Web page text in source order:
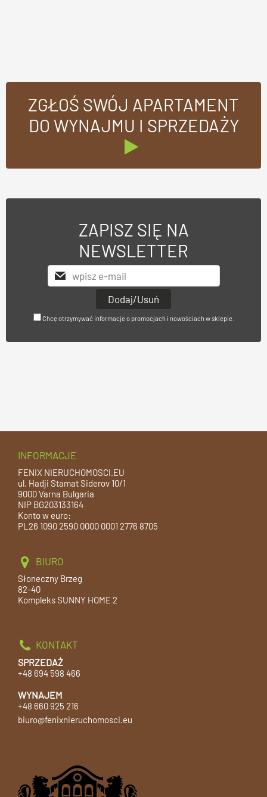
ZGŁOŚ SWÓJ APARTAMENT
DO WYNAJMU I SPRZEDAŻY
ZAPISZ SIĘ NA
NEWSLETTER
Chcę otrzymywać informacje o promocjach i nowościach w sklepie.
INFORMACJE
FENIX NIERUCHOMOSCI.EU
ul. Hadji Stamat Siderov 10/1
9000 Varna Bulgaria
NIP BG203133164
Konto w euro:
PL26 1090 2590 0000 0001 2776 8705
BIURO
Słoneczny Brzeg
82-40
Kompleks SUNNY HOME 2
KONTAKT
SPRZEDAŻ
+48 694 598 466
WYNAJEM
+48 660 925 216
biuro@fenixnieruchomosci.eu